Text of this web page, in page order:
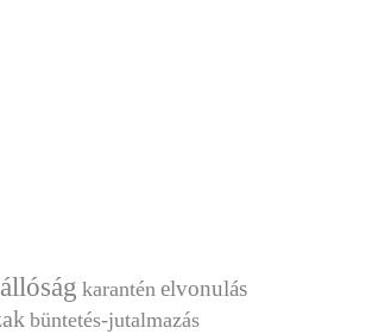
karantén elvonulás
büntetés-jutalmazás